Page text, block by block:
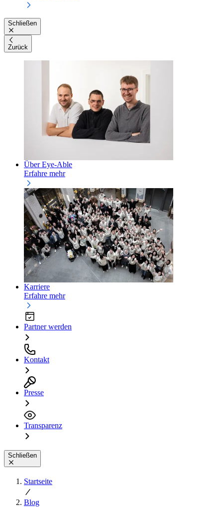
Schließen
Zurück
Über Eye-Able
Erfahre mehr
Karriere
Erfahre mehr
Partner werden
Kontakt
Presse
Transparenz
Schließen
Startseite
Blog